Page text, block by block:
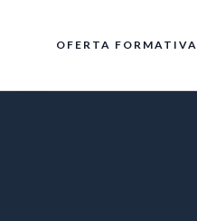
OFERTA FORMATIVA